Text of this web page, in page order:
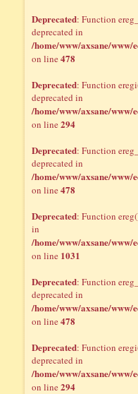
Deprecated: Function
deprecated in
/home/www/axsane/www/
on line478
Deprecated: Function
deprecated in
/home/www/axsane/
on line294
Deprecated: Function
deprecated in
/home/www/axsane/www/
on line478
Deprecated: Function
in
/home/www/axsane/www/
on line 1031
Deprecated: Function
deprecated in
/home/www/axsane/www/
on line478
Deprecated: Function
deprecated in
/home/www/axsane/
on line294